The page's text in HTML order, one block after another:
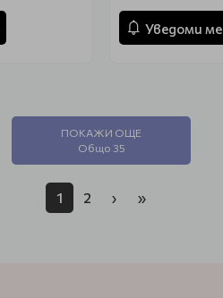
Уведоми ме
ПОКАЖИ ОЩЕ
Общо 35
1 2 › »